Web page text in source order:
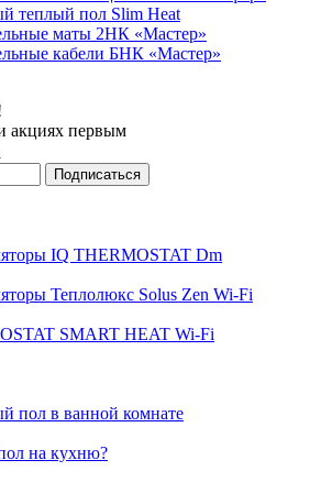
теплый пол Slim Heat
маты 2НК «Мастер»
кабели БНК «Мастер»
акциях первым
IQ THERMOSTAT Dm
Теплолюкс Solus Zen Wi-Fi
SMART HEAT Wi-Fi
пол в ванной комнате
на кухню?